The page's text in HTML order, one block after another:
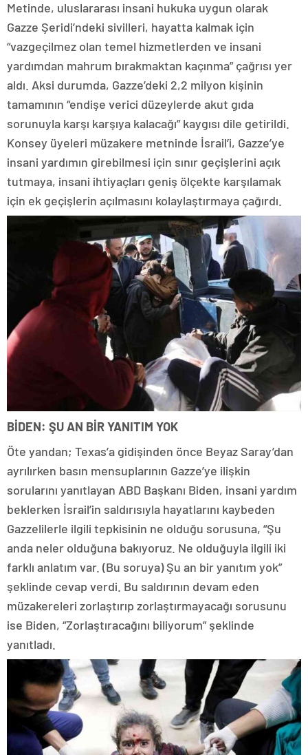
Metinde, uluslararası insani hukuka uygun olarak
Gazze Şeridi’ndeki sivilleri, hayatta kalmak için
“vazgeçilmez olan temel hizmetlerden ve insani
yardımdan mahrum bırakmaktan kaçınma” çağrısı yer
aldı. Aksi durumda, Gazze’deki 2,2 milyon kişinin
tamamının “endişe verici düzeylerde akut gıda
sorunuyla karşı karşıya kalacağı” kaygısı dile getirildi.
Konsey üyeleri müzakere metninde İsrail’i, Gazze’ye
insani yardımın girebilmesi için sınır geçişlerini açık
tutmaya, insani ihtiyaçları geniş ölçekte karşılamak
için ek geçişlerin açılmasını kolaylaştırmaya çağırdı.
BİDEN: ŞU AN BİR YANITIM YOK
Öte yandan; Texas’a gidişinden önce Beyaz Saray’dan
ayrılırken basın mensuplarının Gazze’ye ilişkin
sorularını yanıtlayan ABD Başkanı Biden, insani yardım
beklerken İsrail’in saldırısıyla hayatlarını kaybeden
Gazzelilerle ilgili tepkisinin ne olduğu sorusuna, “Şu
anda neler olduğuna bakıyoruz. Ne olduğuyla ilgili iki
farklı anlatım var. (Bu soruya) Şu an bir yanıtım yok”
şeklinde cevap verdi. Bu saldırının devam eden
müzakereleri zorlaştırıp zorlaştırmayacağı sorusunu
ise Biden, “Zorlaştıracağını biliyorum” şeklinde
yanıtladı.